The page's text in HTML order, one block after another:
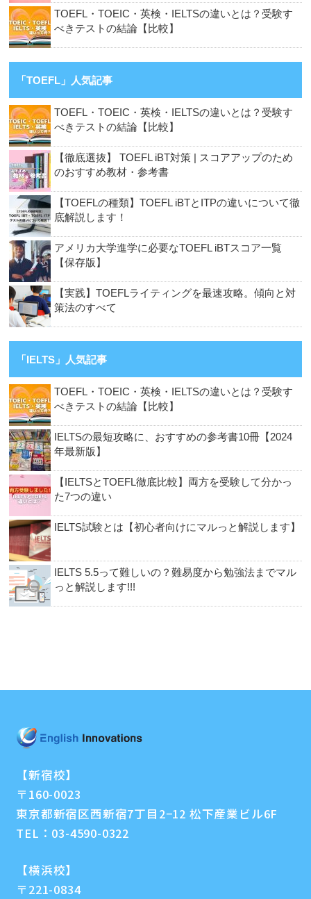
TOEFL・TOEIC・英検・IELTSの違いとは？受験す
べきテストの結論【比較】
「TOEFL」人気記事
TOEFL・TOEIC・英検・IELTSの違いとは？受験す
べきテストの結論【比較】
【徹底選抜】 TOEFL iBT対策 | スコアアップのため
のおすすめ教材・参考書
【TOEFLの種類】TOEFL iBTとITPの違いについて徹
底解説します！
アメリカ大学進学に必要なTOEFL iBTスコア一覧
【保存版】
【実践】TOEFLライティングを最速攻略。傾向と対
策法のすべて
「IELTS」人気記事
TOEFL・TOEIC・英検・IELTSの違いとは？受験す
べきテストの結論【比較】
IELTSの最短攻略に、おすすめの参考書10冊【2024
年最新版】
【IELTSとTOEFL徹底比較】両方を受験して分かっ
た7つの違い
IELTS試験とは【初心者向けにマルっと解説します】
IELTS 5.5って難しいの？難易度から勉強法までマル
っと解説します!!!
【新宿校】
〒160-0023
東京都新宿区西新宿7丁目2−12 松下産業ビル6F
TEL： 03-4590-0322
【横浜校】
〒221-0834